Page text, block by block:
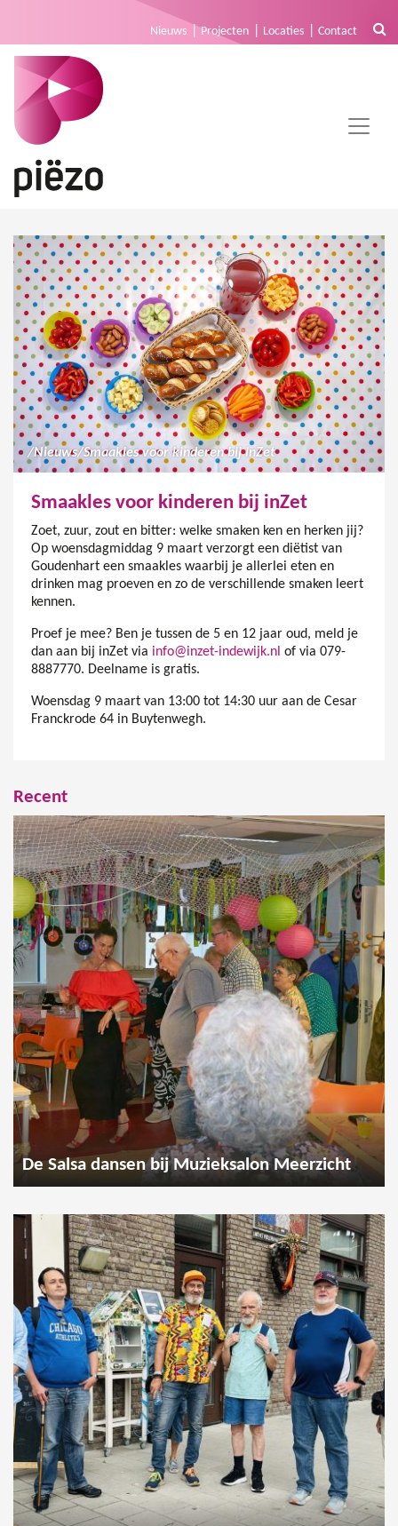
Nieuws Projecten Locaties Contact
/Nieuws/Smaakles voor kinderen bij inZet
Smaakles voor kinderen bij inZet
Zoet, zuur, zout en bitter: welke smaken ken en herken jij?
Op woensdagmiddag 9 maart verzorgt een diëtist van
Goudenhart een smaakles waarbij je allerlei eten en
drinken mag proeven en zo de verschillende smaken leert
kennen.
Proef je mee? Ben je tussen de 5 en 12 jaar oud, meld je
dan aan bij inZet via info@inzet-indewijk.nl of via 079-
8887770. Deelname is gratis.
Woensdag 9 maart van 13:00 tot 14:30 uur aan de Cesar
Franckrode 64 in Buytenwegh.
Recent
De Salsa dansen bij Muzieksalon Meerzicht